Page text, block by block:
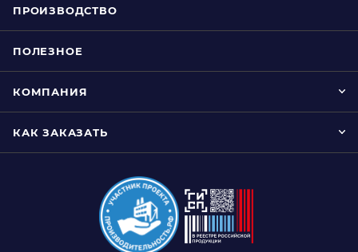
ПРОИЗВОДСТВО
ПОЛЕЗНОЕ
КОМПАНИЯ
КАК ЗАКАЗАТЬ